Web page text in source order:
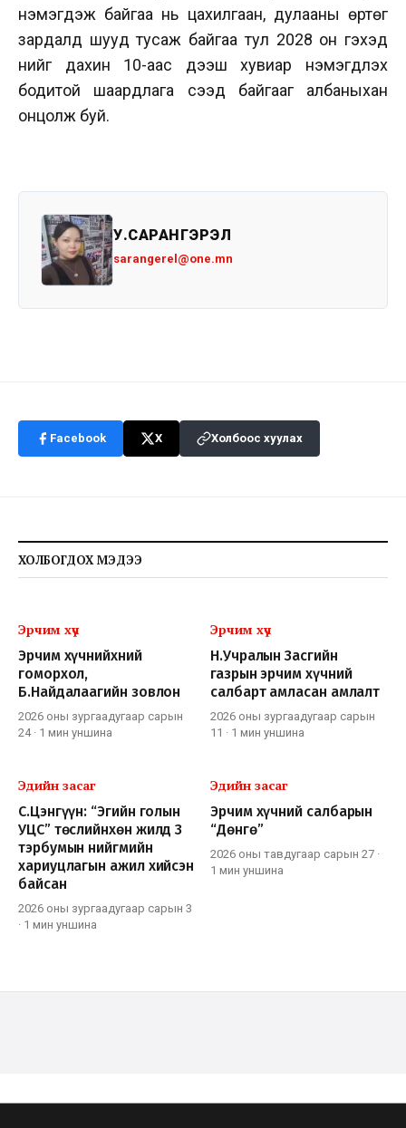
нэмэгдэж байгаа нь цахилгаан, дулааны өртөг
зардалд шууд тусаж байгаа тул 2028 он гэхэд
үнийг дахин 10-аас дээш хувиар нэмэгдүүлэх
бодитой шаардлага үүсээд байгааг албаныхан
онцолж буй.
У.САРАНГЭРЭЛ
sarangerel@one.mn
Facebook X Холбоос хуулах
ХОЛБОГДОХ МЭДЭЭ
Эрчим хүч
Эрчим хүчнийхний
гоморхол,
Б.Найдалаагийн зовлон
2026 оны зургаадугаар сарын
24· 1 мин уншина
Эрчим хүч
Н.Учралын Засгийн
газрын эрчим хүчний
салбарт амласан амлалт
2026 оны зургаадугаар сарын
11 · 1 мин уншина
Эдийн засаг
С.Цэнгүүн: “Эгийн голын
УЦС” төслийнхөн жилд 3
тэрбумын нийгмийн
хариуцлагын ажил хийсэн
байсан
2026 оны зургаадугаар сарын 3
· 1 мин уншина
Эдийн засаг
Эрчим хүчний салбарын
“Дөнгө”
2026 оны тавдугаар сарын 27 ·
1 мин уншина